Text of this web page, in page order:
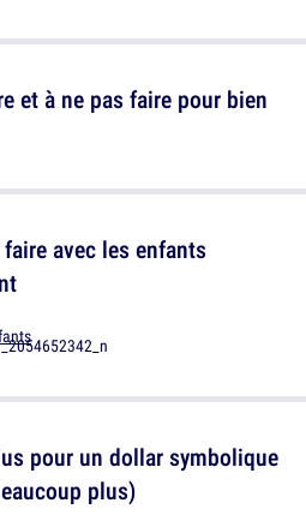
et à ne pas faire pour bien
pour un dollar symbolique
plus)
avec les enfants